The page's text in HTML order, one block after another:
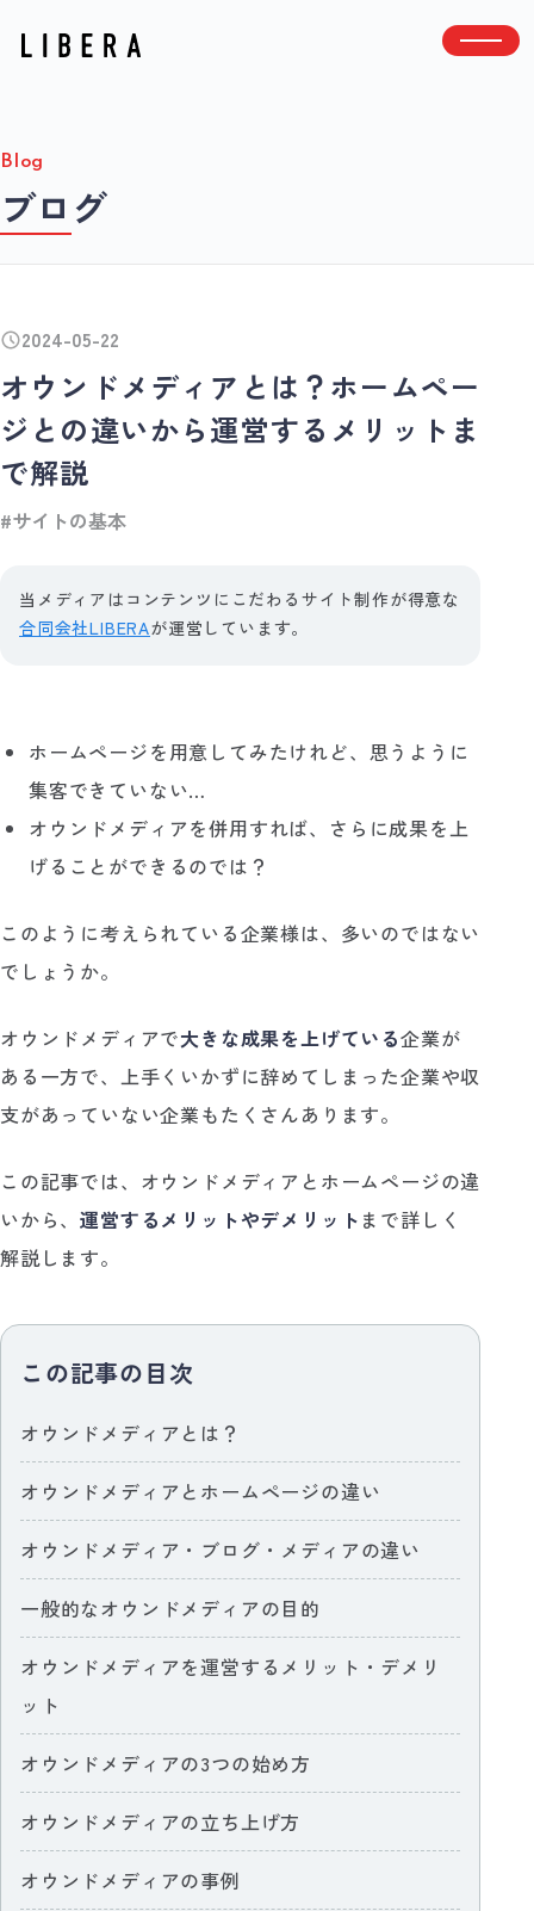
メニ
Blog
ブログ
2024-05-22
オウンドメディアとは？ホームペー
ジとの違いから運営するメリットま
で解説
#サイトの基本
当メディアはコンテンツにこだわるサイト制作が得意な
合同会社LIBERAが運営しています。
ホームページを用意してみたけれど、思うように
集客できていない…
オウンドメディアを併用すれば、さらに成果を上
げることができるのでは？
このように考えられている企業様は、多いのではない
でしょうか。
オウンドメディアで大きな成果を上げている企業が
ある一方で、上手くいかずに辞めてしまった企業や収
支があっていない企業もたくさんあります。
この記事では、オウンドメディアとホームページの違
いから、運営するメリットやデメリット まで詳しく
解説します。
この記事の目次
オウンドメディアとは？
オウンドメディアとホームページの違い
オウンドメディア・ブログ・メディアの違い
一般的なオウンドメディアの目的
オウンドメディアを運営するメリット・デメリ
ット
オウンドメディアの3つの始め方
オウンドメディアの立ち上げ方
オウンドメディアの事例